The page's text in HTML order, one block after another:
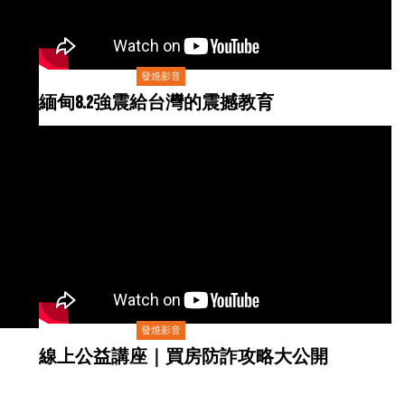
發燒影音
緬甸8.2強震給台灣的震撼教育
發燒影音
線上公益講座｜買房防詐攻略大公開